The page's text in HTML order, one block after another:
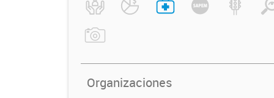
Organizaciones